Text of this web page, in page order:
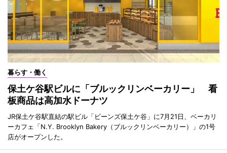
暮らす・働く
保土ケ谷駅ビルに「ブルックリンベーカリー」 看
板商品は高加水ドーナツ
JR保土ケ谷駅直結の駅ビル「ビーンズ保土ケ谷」に7月21日、ベーカリ
ーカフェ「N.Y. Brooklyn Bakery（ブルックリンベーカリー）」の1号
店がオープンした。